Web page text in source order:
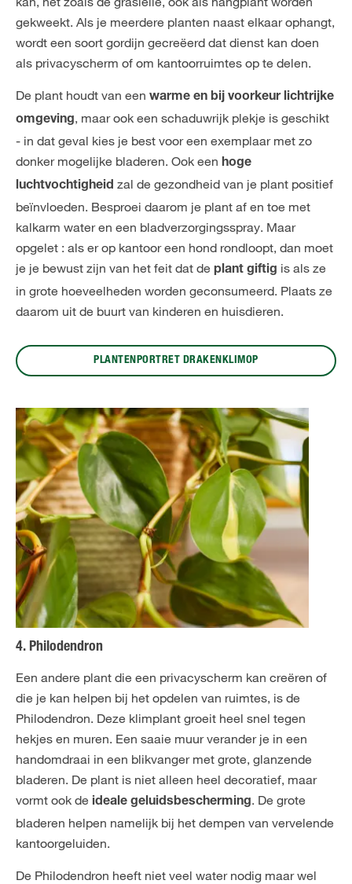
gekweekt. Als je meerdere planten naast elkaar ophangt,
wordt een soort gordijn gecreëerd dat dienst kan doen
als privacyscherm of om kantoorruimtes op te delen.
De plant houdt van een warme en bij voorkeur lichtrijke
omgeving, maar ook een schaduwrijk plekje is geschikt
- in dat geval kies je best voor een exemplaar met zo
donker mogelijke bladeren. Ook een hoge
luchtvochtigheid zal de gezondheid van je plant positief
beïnvloeden. Besproei daarom je plant af en toe met
kalkarm water en een bladverzorgingsspray. Maar
opgelet : als er op kantoor een hond rondloopt, dan moet
je je bewust zijn van het feit dat de plant giftig is als ze
in grote hoeveelheden worden geconsumeerd. Plaats ze
daarom uit de buurt van kinderen en huisdieren.
PLANTENPORTRET DRAKENKLIMOP
4. Philodendron
Een andere plant die een privacyscherm kan creëren of
die je kan helpen bij het opdelen van ruimtes, is de
Philodendron. Deze klimplant groeit heel snel tegen
hekjes en muren. Een saaie muur verander je in een
handomdraai in een blikvanger met grote, glanzende
bladeren. De plant is niet alleen heel decoratief, maar
vormt ook de ideale geluidsbescherming. De grote
bladeren helpen namelijk bij het dempen van vervelende
kantoorgeluiden.
De Philodendron heeft niet veel water nodig maar wel